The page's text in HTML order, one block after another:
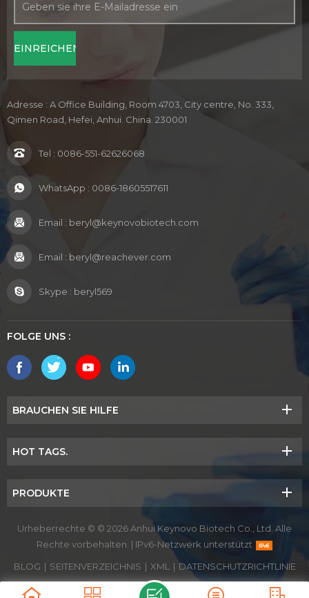
Adresse : A Office Building, Room 4703, City centre, No. 333,
Qimen Road, Hefei, Anhui. China. 230001
Tel : 0086-551-62626068
WhatsApp : 0086-18605517611
Email : beryl@keynovobiotech.com
Email : beryl@reachever.com
Skype : beryl569
FOLGE UNS :
BRAUCHEN SIE HILFE
HOT TAGS.
PRODUKTE
Urheberrechte © © 2026 Anhui Keynovo Biotech Co., Ltd. Alle
Rechte vorbehalten. | IPv6-Netzwerk unterstützt
BLOG | SEITENVERZEICHNIS | XML | DATENSCHUTZRICHTLINIE